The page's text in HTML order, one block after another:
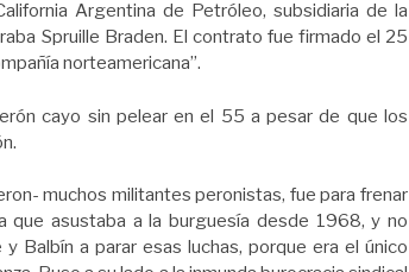
Argentina de Petróleo, subsidiaria de la
Spruille Braden. El contrato fue firmado el 25
norteamericana”.
cayo sin pelear en el 55 a pesar de que los
muchos militantes peronistas, fue para frenar
que asustaba a la burguesía desde 1968, y no
Balbín a parar esas luchas, porque era el único